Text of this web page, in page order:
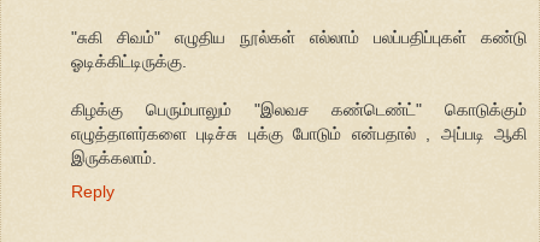
"சுகி சிவம்" எழுதிய நூல்கள் எல்லாம் பலப்பதிப்புகள் கண்டு
ஓடிக்கிட்டிருக்கு.
கிழக்கு பெரும்பாலும் "இலவச கண்டெண்ட்" கொடுக்கும்
எழுத்தாளர்களை புடிச்சு புக்கு போடும் என்பதால் , அப்படி ஆகி
இருக்கலாம்.
Reply